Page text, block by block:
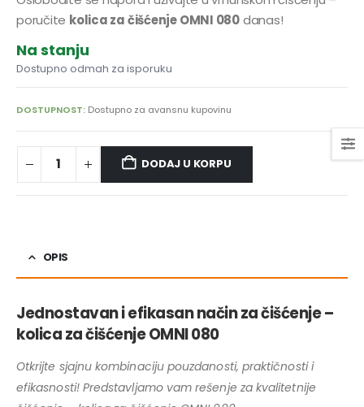
poručite kolica za čišćenje OMNI 080danas!
Na stanju
Dostupno odmah za isporuku
DOSTUPNOST: Dostupno za avansnu kupovinu
DODAJ U KORPU
OPIS
Jednostavan i efikasan način za čišćenje –
kolica za čišćenje OMNI 080
Otkrijte sjajnu kombinaciju pouzdanosti, praktičnosti i
efikasnosti! Predstavljamo vam rešenje za kvalitetnije